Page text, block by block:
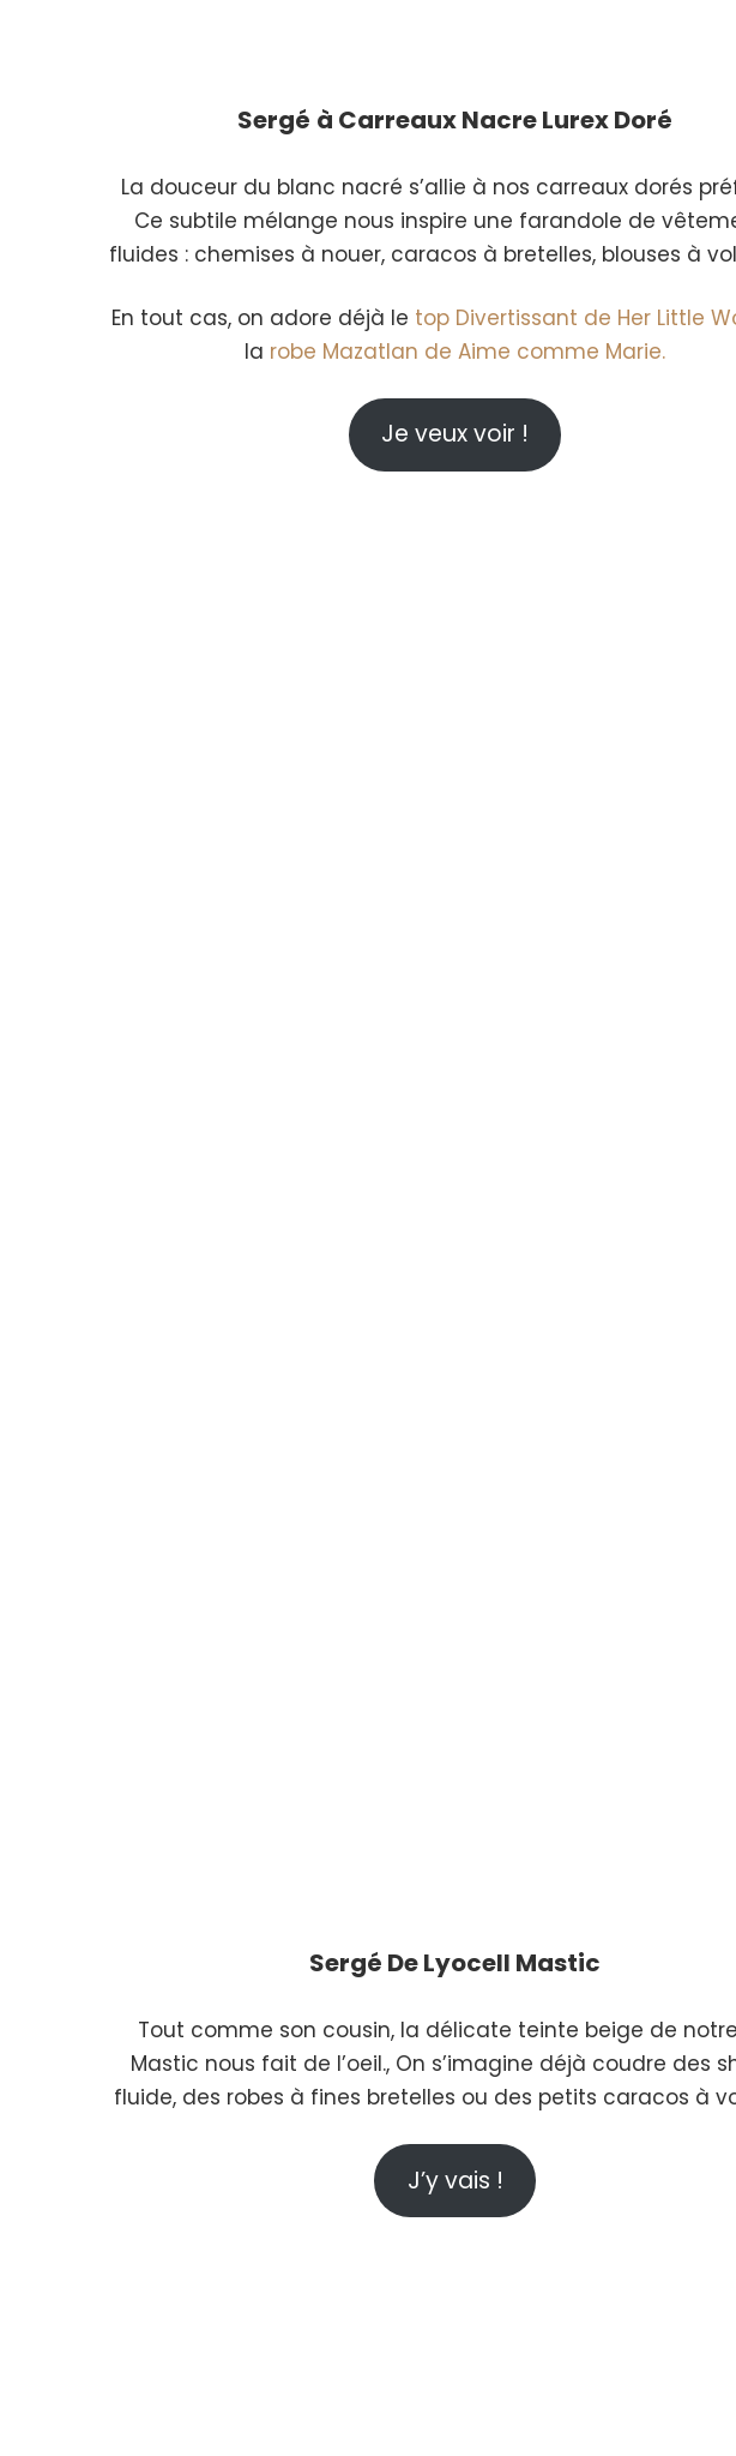
Sergé à Carreaux Nacre Lurex Doré
La douceur du blanc nacré s’allie à nos carreaux dorés
Ce subtile mélange nous inspire une farandole de
fluides : chemises à nouer, caracos à bretelles, blouses à
En tout cas, on adore déjà le top Divertissant de Her Little
la robe Mazatlan de Aime comme Marie.
Je veux voir !
Sergé De Lyocell Mastic
Tout comme son cousin, la délicate teinte beige de
Mastic nous fait de l’oeil., On s’imagine déjà coudre des
fluide, des robes à fines bretelles ou des petits caracos à
J’y vais !